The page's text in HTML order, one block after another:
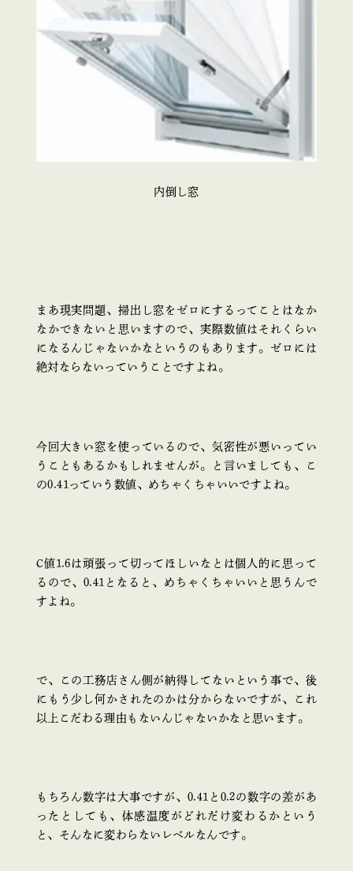
内倒し窓
まあ現実問題、掃出し窓をゼロにするってことはなか
なかできないと思いますので、実際数値はそれくらい
になるんじゃないかなというのもあります。ゼロには
絶対ならないっていうことですよね。
今回大きい窓を使っているので、気密性が悪いってい
うこともあるかもしれませんが。と言いましても、こ
の0.41っていう数値、めちゃくちゃいいですよね。
C値1.6は頑張って切ってほしいなとは個人的に思って
るので、0.41となると、めちゃくちゃいいと思うんで
すよね。
で、この工務店さん側が納得してないという事で、後
にもう少し何かされたのかは分からないですが、これ
以上こだわる理由もないんじゃないかなと思います。
もちろん数字は大事ですが、0.41と0.2の数字の差があ
ったとしても、体感温度がどれだけ変わるかという
と、そんなに変わらないレベルなんです。